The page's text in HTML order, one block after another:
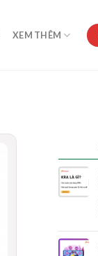
XEM THÊM